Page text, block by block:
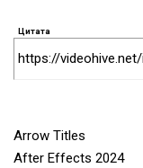
Цитата
https://
Arrow Titles
After Effects 2024